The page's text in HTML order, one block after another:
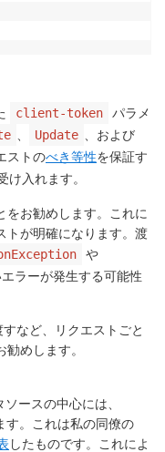
client-token
パラメ
Update 、および
ストのべき等性を保証す
け入れます。
をお勧めします。これに
トが明確になります。渡
や
ラーが発生する可能性
すなど、リクエストごと
めします。
ースの中心には、
す。これは私の同僚の
したものです。これによ